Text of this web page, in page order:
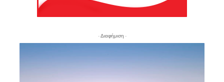
- Διαφήμιση -